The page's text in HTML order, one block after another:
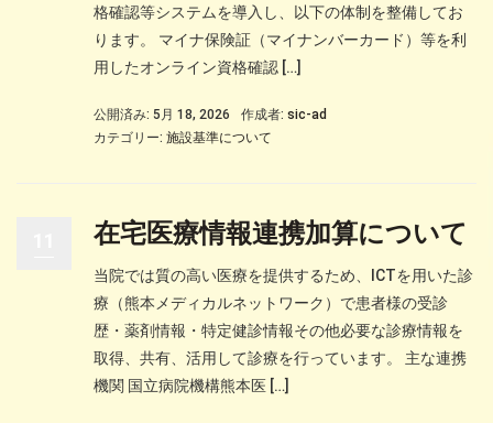
格確認等システムを導入し、以下の体制を整備してお
ります。 マイナ保険証（マイナンバーカード）等を利
用したオンライン資格確認 […]
公開済み: 5月 18, 2026 作成者: sic-ad
カテゴリー: 施設基準について
在宅医療情報連携加算について
当院では質の高い医療を提供するため、ICTを用いた診
療（熊本メディカルネットワーク）で患者様の受診
歴・薬剤情報・特定健診情報その他必要な診療情報を
取得、共有、活用して診療を行っています。 主な連携
機関 国立病院機構熊本医 […]